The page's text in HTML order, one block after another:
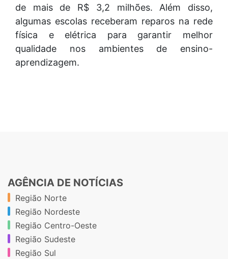
de mais de R$ 3,2 milhões. Além disso,
algumas escolas receberam reparos na rede
física e elétrica para garantir melhor
qualidade nos ambientes de ensino-
aprendizagem.
AGÊNCIA DE NOTÍCIAS
Região Norte
Região Nordeste
Região Centro-Oeste
Região Sudeste
Região Sul